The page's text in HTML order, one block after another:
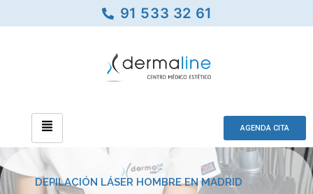
91 533 32 61
AGENDA CITA
DEPILACIÓN LÁSER HOMBRE EN MADRID